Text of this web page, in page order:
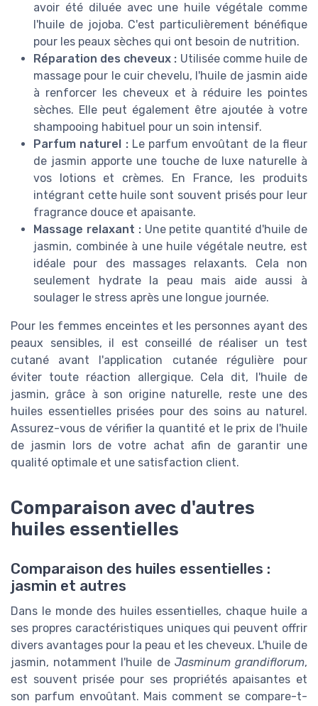
avoir été diluée avec une huile végétale comme
l'huile de jojoba. C'est particulièrement bénéfique
pour les peaux sèches qui ont besoin de nutrition.
Réparation des cheveux : Utilisée comme huile de
massage pour le cuir chevelu, l'huile de jasmin aide
à renforcer les cheveux et à réduire les pointes
sèches. Elle peut également être ajoutée à votre
shampooing habituel pour un soin intensif.
Parfum naturel :Le parfum envoûtant de la fleur
de jasmin apporte une touche de luxe naturelle à
vos lotions et crèmes. En France, les produits
intégrant cette huile sont souvent prisés pour leur
fragrance douce et apaisante.
Massage relaxant :Une petite quantité d'huile de
jasmin, combinée à une huile végétale neutre, est
idéale pour des massages relaxants. Cela non
seulement hydrate la peau mais aide aussi à
soulager le stress après une longue journée.
Pour les femmes enceintes et les personnes ayant des
peaux sensibles, il est conseillé de réaliser un test
cutané avant l'application cutanée régulière pour
éviter toute réaction allergique. Cela dit, l'huile de
jasmin, grâce à son origine naturelle, reste une des
huiles essentielles prisées pour des soins au naturel.
Assurez-vous de vérifier la quantité et le prix de l'huile
de jasmin lors de votre achat afin de garantir une
qualité optimale et une satisfaction client.
Comparaison avec d'autres
huiles essentielles
Comparaison des huiles essentielles :
jasmin et autres
Dans le monde des huiles essentielles, chaque huile a
ses propres caractéristiques uniques qui peuvent offrir
divers avantages pour la peau et les cheveux. L'huile de
jasmin, notamment l'huile de Jasminum grandiflorum,
est souvent prisée pour ses propriétés apaisantes et
son parfum envoûtant. Mais comment se compare-t-